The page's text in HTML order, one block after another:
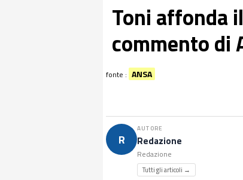
Toni affonda
commento di
fonte : ANSA
R
AUTORE
Redazione
Redazione
Tutti gli articoli →